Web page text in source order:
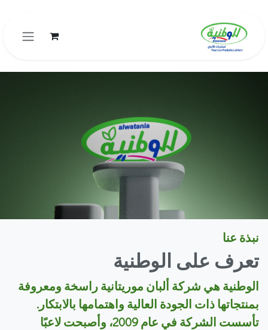
نبذة عنا
تعرف على الوطنية
الوطنية هي شركة ألبان موريتانية راسخة ومعروفة
بمنتجاتها ذات الجودة العالية واهتمامها بالابتكار.
تأسست الشركة في عام 2009، وأصبحت لاعبًا